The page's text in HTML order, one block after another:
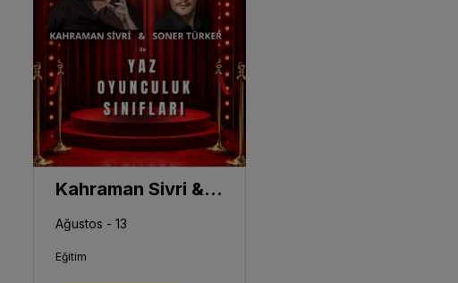
Kahraman Sivri & Soner Türker ile Yaz Oyunculuk Atölyesi
Ağustos - 13
Eğitim